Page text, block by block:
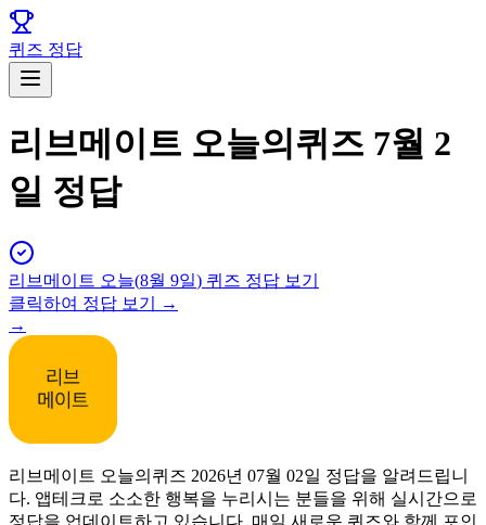
퀴즈 정답
리브메이트 오늘의퀴즈 7월 2
일 정답
리브메이트 오늘(8월 9일) 퀴즈 정답 보기
클릭하여 정답 보기 →
→
리브메이트 오늘의퀴즈 2026년 07월 02일 정답을 알려드립니
다. 앱테크로 소소한 행복을 누리시는 분들을 위해 실시간으로
정답을 업데이트하고 있습니다. 매일 새로운 퀴즈와 함께 포인